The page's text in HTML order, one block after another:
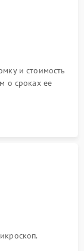
и стоимость
о сроках ее